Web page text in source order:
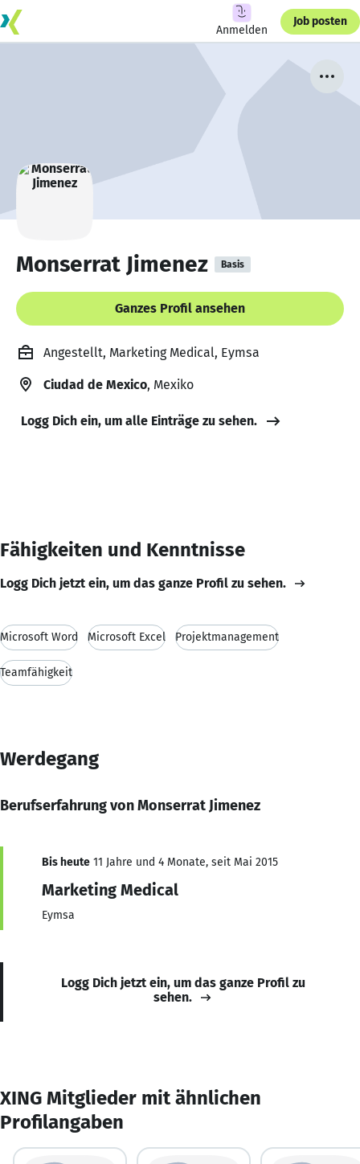
Anmelden
Job posten
Monserrat Jimenez Basis
Ganzes Profil ansehen
Angestellt, Marketing Medical, Eymsa
Ciudad de Mexico, Mexiko
Logg Dich ein, um alle Einträge zu sehen.
Fähigkeiten und Kenntnisse
Logg Dich jetzt ein, um das ganze Profil zu sehen.
Microsoft Word Microsoft Excel Projektmanagement
Teamfähigkeit
Werdegang
Berufserfahrung von Monserrat Jimenez
Bis heute 11 Jahre und 4 Monate, seit Mai 2015
Marketing Medical
Eymsa
Logg Dich jetzt ein, um das ganze Profil zu
sehen.
XING Mitglieder mit ähnlichen
Profilangaben